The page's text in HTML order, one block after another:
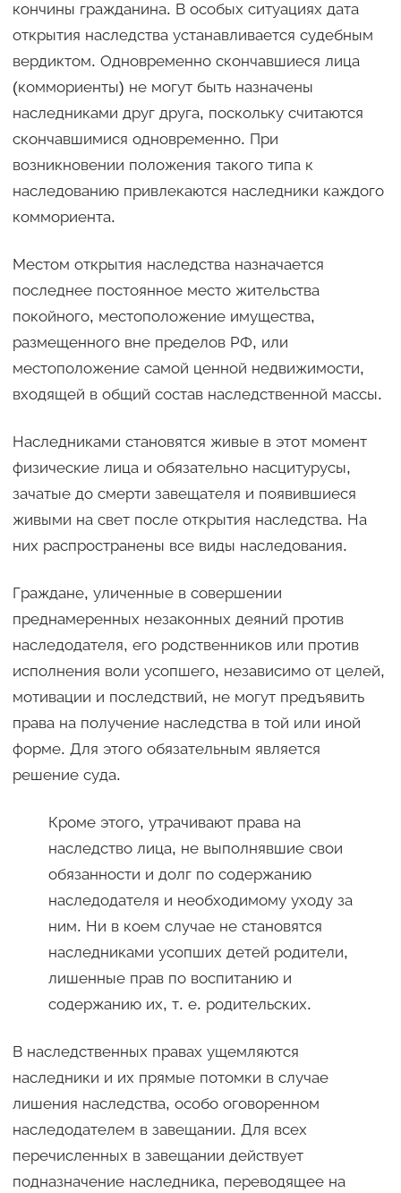
кончины гражданина. В особых ситуациях дата
открытия наследства устанавливается судебным
вердиктом. Одновременно скончавшиеся лица
(коммориенты) не могут быть назначены
наследниками друг друга, поскольку считаются
скончавшимися одновременно. При
возникновении положения такого типа к
наследованию привлекаются наследники каждого
коммориента.
Местом открытия наследства назначается
последнее постоянное место жительства
покойного, местоположение имущества,
размещенного вне пределов РФ, или
местоположение самой ценной недвижимости,
входящей в общий состав наследственной массы.
Наследниками становятся живые в этот момент
физические лица и обязательно насцитурусы,
зачатые до смерти завещателя и появившиеся
живыми на свет после открытия наследства. На
них распространены все виды наследования.
Граждане, уличенные в совершении
преднамеренных незаконных деяний против
наследодателя, его родственников или против
исполнения воли усопшего, независимо от целей,
мотивации и последствий, не могут предъявить
права на получение наследства в той или иной
форме. Для этого обязательным является
решение суда.
Кроме этого, утрачивают права на
наследство лица, не выполнявшие свои
обязанности и долг по содержанию
наследодателя и необходимому уходу за
ним. Ни в коем случае не становятся
наследниками усопших детей родители,
лишенные прав по воспитанию и
содержанию их, т. е. родительских.
В наследственных правах ущемляются
наследники и их прямые потомки в случае
лишения наследства, особо оговоренном
наследодателем в завещании. Для всех
перечисленных в завещании действует
подназначение наследника, переводящее на